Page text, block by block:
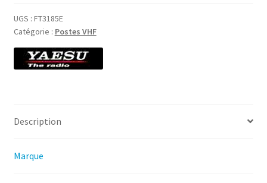
3185
ASP-
Mobile
VHF
UGS : FT3185E
Catégorie : Postes VHF
Description
Marque